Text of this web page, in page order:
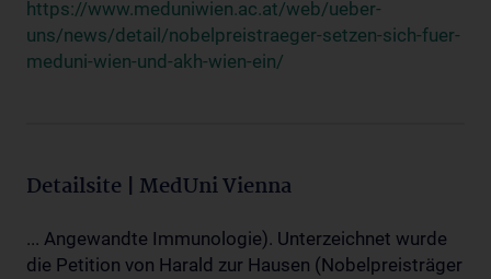
https://www.meduniwien.ac.at/web/ueber-
uns/news/detail/nobelpreistraeger-setzen-sich-fuer-
meduni-wien-und-akh-wien-ein/
Detailsite | MedUni Vienna
... Angewandte Immunologie). Unterzeichnet wurde
die Petition von Harald zur Hausen (Nobelpreisträger